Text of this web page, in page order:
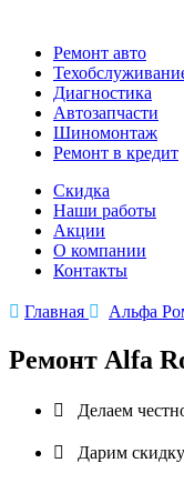
Ремонт авто
Диагностика
Автозапчасти
Шиномонтаж
Ремонт в кредит
Скидка
Наши работы
Акции
О компании
Контакты
 Главная  Альфа
Ремонт Alfa
 Делаем
 Дарим